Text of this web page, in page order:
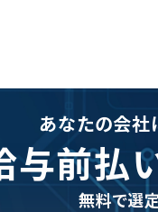
あなたの会社
与前払
無料で選定